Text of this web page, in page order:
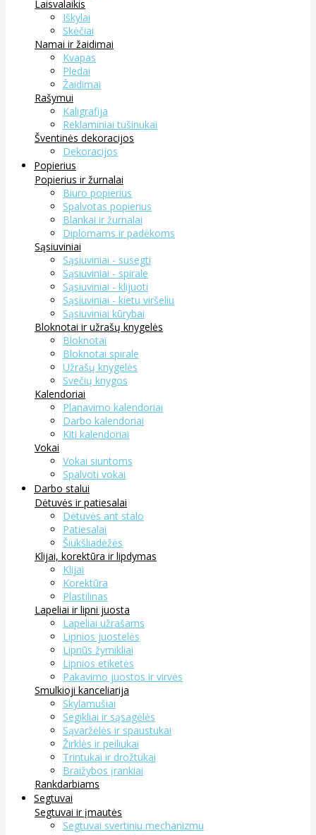
Laisvalaikis
Iškylai
Skėčiai
Namai ir žaidimai
Kvapas
Pledai
Žaidimai
Rašymui
Kaligrafija
Reklaminiai tušinukai
Šventinės dekoracijos
Dekoracijos
Popierius
Popierius ir žurnalai
Biuro popierius
Spalvotas popierius
Blankai ir žurnalai
Diplomams ir padėkoms
Sąsiuviniai
Sąsiuviniai - susegti
Sąsiuviniai - spirale
Sąsiuviniai - klijuoti
Sąsiuviniai - kietu viršeliu
Sąsiuviniai kūrybai
Bloknotai ir užrašų knygelės
Bloknotai
Bloknotai spirale
Užrašų knygelės
Svečių knygos
Kalendoriai
Planavimo kalendoriai
Darbo kalendoriai
Kiti kalendoriai
Vokai
Vokai siuntoms
Spalvoti vokai
Darbo stalui
Dėtuvės ir patiesalai
Dėtuvės ant stalo
Patiesalai
Šiukšliadėžės
Klijai, korektūra ir lipdymas
Klijai
Korektūra
Plastilinas
Lapeliai ir lipni juosta
Lapeliai užrašams
Lipnios juostelės
Lipnūs žymikliai
Lipnios etiketės
Pakavimo juostos ir virvės
Smulkioji kanceliarija
Skylamušiai
Segikliai ir sąsagėlės
Sąvaržėlės ir spaustukai
Žirklės ir peiliukai
Trintukai ir drožtukai
Braižybos įrankiai
Rankdarbiams
Segtuvai
Segtuvai ir įmautės
Segtuvai svertiniu mechanizmu